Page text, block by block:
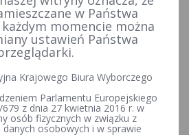
kalendarza wyborczego w związku z
w związku z przedłożonym przy
r. projektem postanowienia Prezydenta
sprawie zarządzenia wyborów do Sejmu
w Państwa
momencie można
ustawień Państwa
Krajowego Biura Wyborczego
Parlamentu Europejskiego
679 z dnia 27 kwietnia 2016 r. w
osób fizycznych w związku z
osobowych i w sprawie